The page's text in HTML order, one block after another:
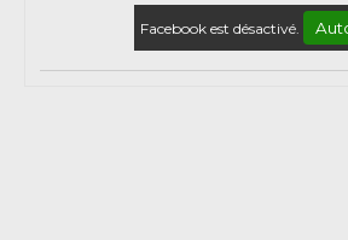
Facebook est désactivé.